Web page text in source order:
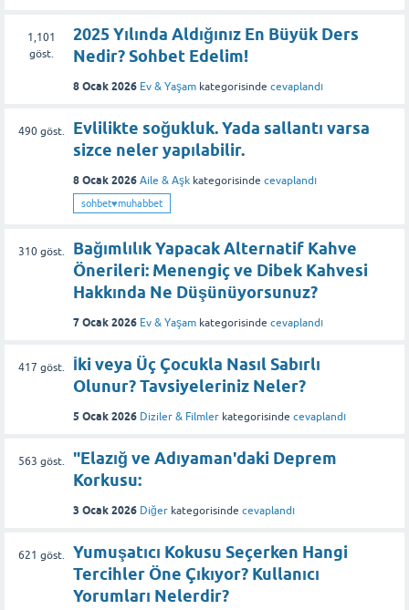
1,101
göst.
2025 Yılında Aldığınız En Büyük Ders
Nedir? Sohbet Edelim!
8 Ocak 2026 Ev & Yaşam kategorisinde cevaplandı
490göst.
Evlilikte soğukluk. Yada sallantı varsa
sizce neler yapılabilir.
8 Ocak 2026 Aile & Aşk kategorisinde cevaplandı
sohbet♥️muhabbet
310göst.
Bağımlılık Yapacak Alternatif Kahve
Önerileri: Menengiç ve Dibek Kahvesi
Hakkında Ne Düşünüyorsunuz?
7 Ocak 2026 Ev & Yaşam kategorisinde cevaplandı
417 göst.
İki veya Üç Çocukla Nasıl Sabırlı
Olunur? Tavsiyeleriniz Neler?
5 Ocak 2026 Diziler & Filmler kategorisinde cevaplandı
563 göst.
"Elazığ ve Adıyaman'daki Deprem
Korkusu:
3 Ocak 2026 Diğer kategorisinde cevaplandı
621 göst.
Yumuşatıcı Kokusu Seçerken Hangi
Tercihler Öne Çıkıyor? Kullanıcı
Yorumları Nelerdir?